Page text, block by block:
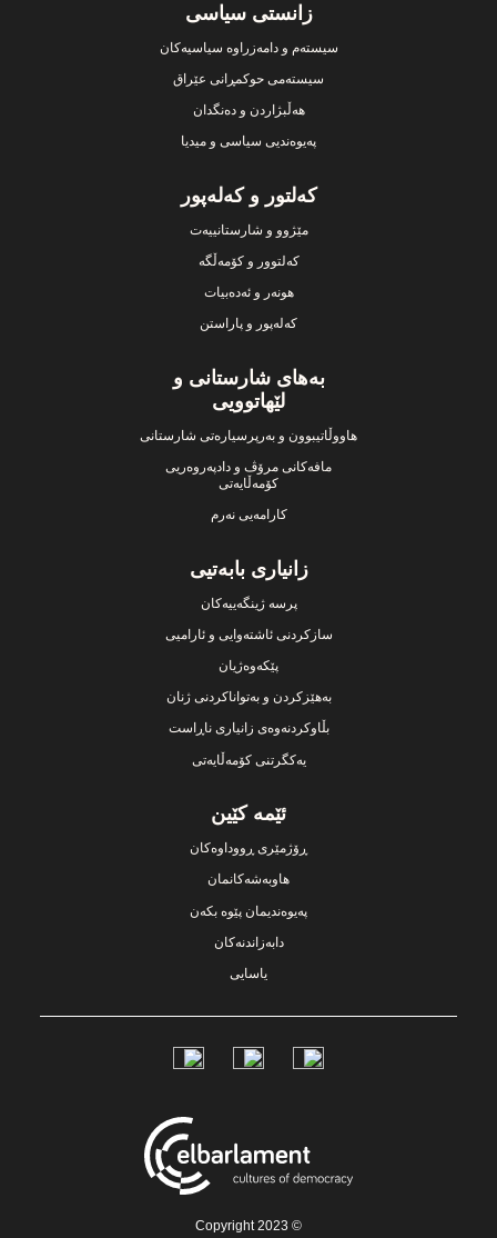
Footerزانستی سیاسی
سیستەم و دامەزراوە سیاسیەکان
سیستەمی حوکمڕانی عێراق
هەڵبژاردن و دەنگدان
پەیوەندیی سیاسی و میدیا
کەلتور و کەلەپور
مێژوو و شارستانییەت
کەلتوور و کۆمەڵگە
هونەر و ئەدەبیات
کەلەپور و پاراستن
بەهای شارستانی و
لێهاتوویی
هاووڵاتیبوون و بەرپرسیارەتی شارستانی
مافەکانی مرۆڤ و دادپەروەریی
کۆمەڵایەتی
کارامەیی نەرم
زانیاری بابەتیی
پرسە ژینگەییەکان
سازکردنی ئاشتەوایی و ئارامیی
پێکەوەژیان
بەهێزکردن و بەتواناکردنی ژنان
بڵاوکردنەوەی زانیاری ناڕاست
یەکگرتنی کۆمەڵایەتی
ئێمە کێین
ڕۆژمێری ڕووداوەکان
هاوبەشەکانمان
پەیوەندیمان پێوە بکەن
دابەزاندنەکان
یاسایی
© Copyright 2023